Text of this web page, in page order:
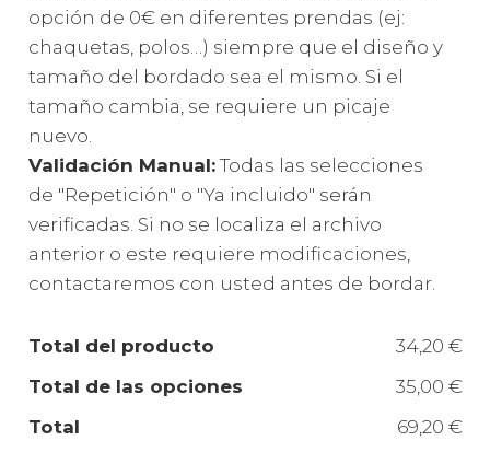
opción de 0€ en diferentes prendas (ej:
chaquetas, polos…) siempre que el diseño y
tamaño del bordado sea el mismo. Si el
tamaño cambia, se requiere un picaje
nuevo.
Validación Manual:Todas las selecciones
de "Repetición" o "Ya incluido" serán
verificadas. Si no se localiza el archivo
anterior o este requiere modificaciones,
contactaremos con usted antes de bordar.
Total del producto
34,20 €
Total de las opciones
35,00 €
Total
69,20 €